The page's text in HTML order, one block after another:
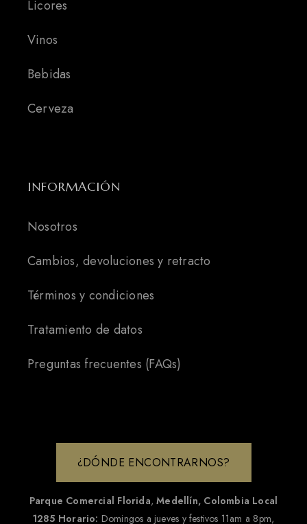
Licores
Vinos
Bebidas
Cerveza
INFORMACIÓN
Nosotros
Cambios, devoluciones y retracto
Términos y condiciones
Tratamiento de datos
Preguntas frecuentes (FAQs)
¿DÓNDE ENCONTRARNOS?
Parque Comercial Florida,Medellín, Colombia Local
1285 Horario: Domingos a jueves y festivos 11am a 8pm,